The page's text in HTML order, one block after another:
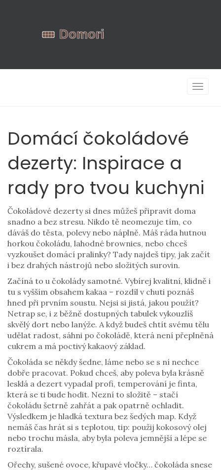
Domácí čokoládové
dezerty: Inspirace a
rady pro tvou kuchyni
Čokoládové dezerty si dnes můžeš připravit doma
snadno a bez stresu. Nikdo tě neomezuje tím, co
dáváš do těsta, polevy nebo náplně. Máš ráda hutnou
horkou čokoládu, lahodné brownies, nebo chceš
vyzkoušet domácí pralinky? Tady najdeš tipy, jak začít
i bez drahých nástrojů nebo složitých surovin.
Začíná to u čokolády samotné. Vybírej kvalitní, klidně i
tu s vyšším obsahem kakaa – rozdíl v chuti poznáš
hned při prvním soustu. Nejsi si jistá, jakou použít?
Netrap se, i z běžně dostupných tabulek vykouzlíš
skvělý dort nebo lanýže. A když budeš chtít svému tělu
udělat radost, sáhni po čokoládě, která není přeplněná
cukrem a má poctivý kakaový základ.
Čokoláda se někdy šedne, láme nebo se s ní nechce
dobře pracovat. Pokud chceš, aby poleva byla krásně
lesklá a dezert vypadal profi, temperování je finta,
která se ti bude hodit. Nezní to složitě – stačí
čokoládu šetrně zahřát a pak opatrně ochladit.
Výsledkem je hladká textura bez šedých map. Když
nemáš čas hrát si s teplotou, tip: použij kokosový olej
nebo trochu másla, aby byla poleva jemnější a lépe se
roztírala.
Ořechy, sušené ovoce, křupavé vločky… čokoláda snese